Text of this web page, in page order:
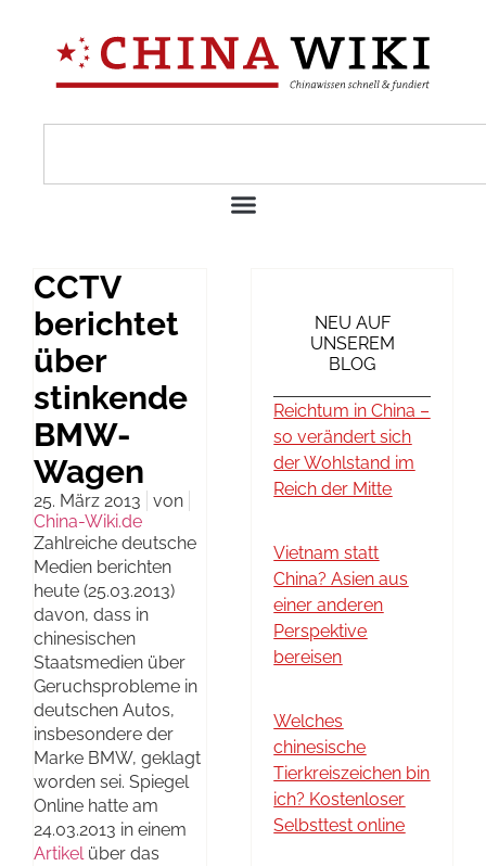
CCTV
berichtet
über
stinkende
BMW-
Wagen
25. März 2013
von
China-Wiki.de
Zahlreiche deutsche
Medien berichten
heute (25.03.2013)
davon, dass in
chinesischen
Staatsmedien über
Geruchsprobleme in
deutschen Autos,
insbesondere der
Marke BMW, geklagt
worden sei. Spiegel
Online hatte am
24.03.2013 in einem
Artikelüber das
NEU AUF
UNSEREM
BLOG
Reichtum in China –
so verändert sich
der Wohlstand im
Reich der Mitte
Vietnam statt
China? Asien aus
einer anderen
Perspektive
bereisen
Welches
chinesische
Tierkreiszeichen bin
ich? Kostenloser
Selbsttest online